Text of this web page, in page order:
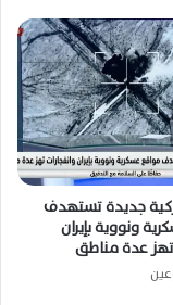
جديدة تستهدف
ونووية بإيران
تهز عدة مناطق